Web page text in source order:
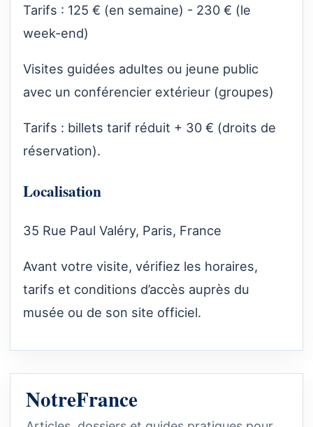
Tarifs : 125 € (en semaine) - 230 € (le
week-end)
Visites guidées adultes ou jeune public
avec un conférencier extérieur (groupes)
Tarifs : billets tarif réduit + 30 € (droits de
réservation).
Localisation
35 Rue Paul Valéry, Paris, France
Avant votre visite, vérifiez les horaires,
tarifs et conditions d’accès auprès du
musée ou de son site officiel.
NotreFrance